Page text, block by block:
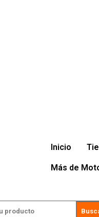
Inicio
Más de